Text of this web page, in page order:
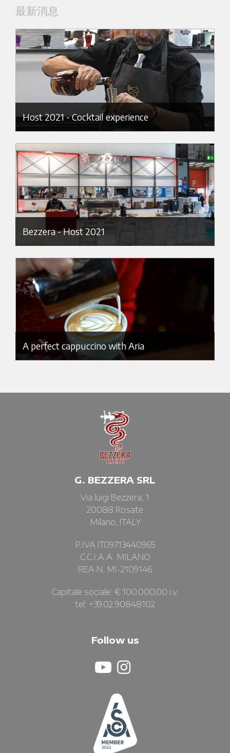
最新消息
Host 2021 - Cocktail experience
Bezzera - Host 2021
A perfect cappuccino with Aria
G. BEZZERA SRL
Via luigi Bezzera, 1
20088 Rosate
Milano, ITALY
P.IVA IT09713440965
C.C.I.A.A. MILANO
REA N. MI-2109146
Capitale sociale: € 100.000,00 i.v.
tel: +39.02.90848102
Follow us